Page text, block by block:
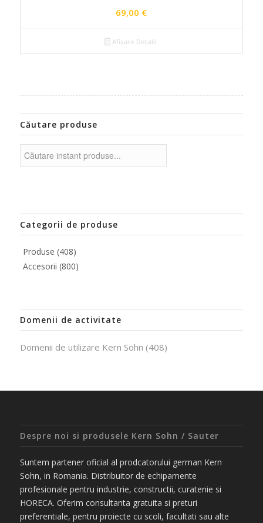
69,00 €
Afișare Detalii
Căutare produse
Categorii de produse
Produse (408)
Accesorii (800)
Domenii de activitate
Domenii de utilizare Kern Sohn (408)
Despre noi si produsele Kern Sohn / Sauter
Suntem partener oficial al prodcatorului german Kern
Sohn, in Romania. Distribuitor de echipamente
profesionale pentru industrie, constructii, curatenie si
HORECA. Oferim consultanta gratuita si preturi
preferentiale, pentru proiecte cu scoli, facultati sau alte